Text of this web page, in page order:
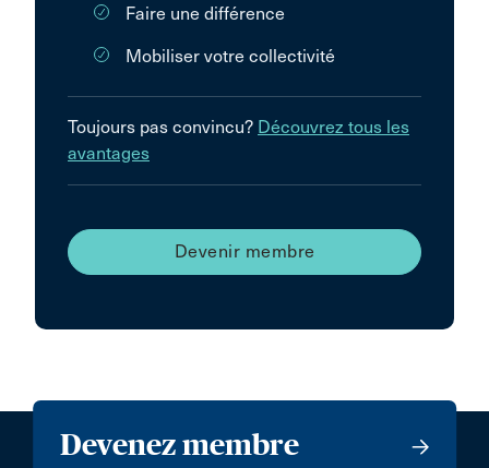
Faire une différence
Mobiliser votre collectivité
Toujours pas convincu? Découvrez tous les
avantages
Devenir membre
Devenez membre